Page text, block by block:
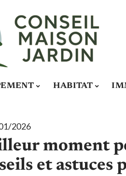
HABITAT
2026
moment
et astuces